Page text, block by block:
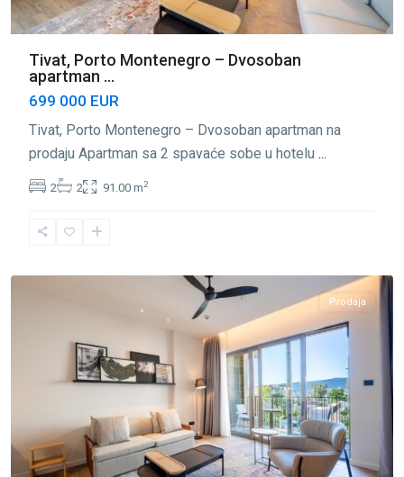
Tivat, Porto Montenegro – Dvosoban
apartman ...
699 000 EUR
Tivat, Porto Montenegro – Dvosoban apartman na
prodaju Apartman sa 2 spavaće sobe u hotelu ...
2 2 91.00 m2
Montenegro
Prodaja